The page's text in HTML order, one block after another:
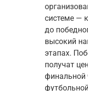
системе —
до
высокий
этапах.
получат
финальной